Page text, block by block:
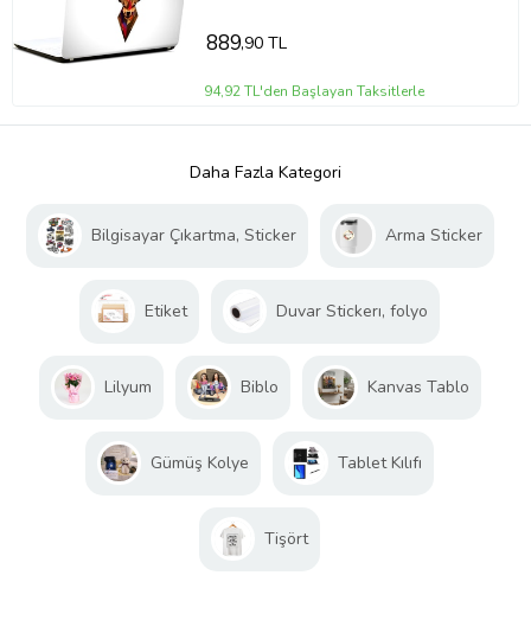
889,90 TL
94,92 TL'den Başlayan Taksitlerle
Daha Fazla Kategori
Bilgisayar Çıkartma, Sticker Arma Sticker
Etiket Duvar Stickerı, folyo
Lilyum Biblo Kanvas Tablo
Gümüş Kolye Tablet Kılıfı
Tişört